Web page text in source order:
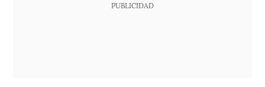
PUBLICIDAD